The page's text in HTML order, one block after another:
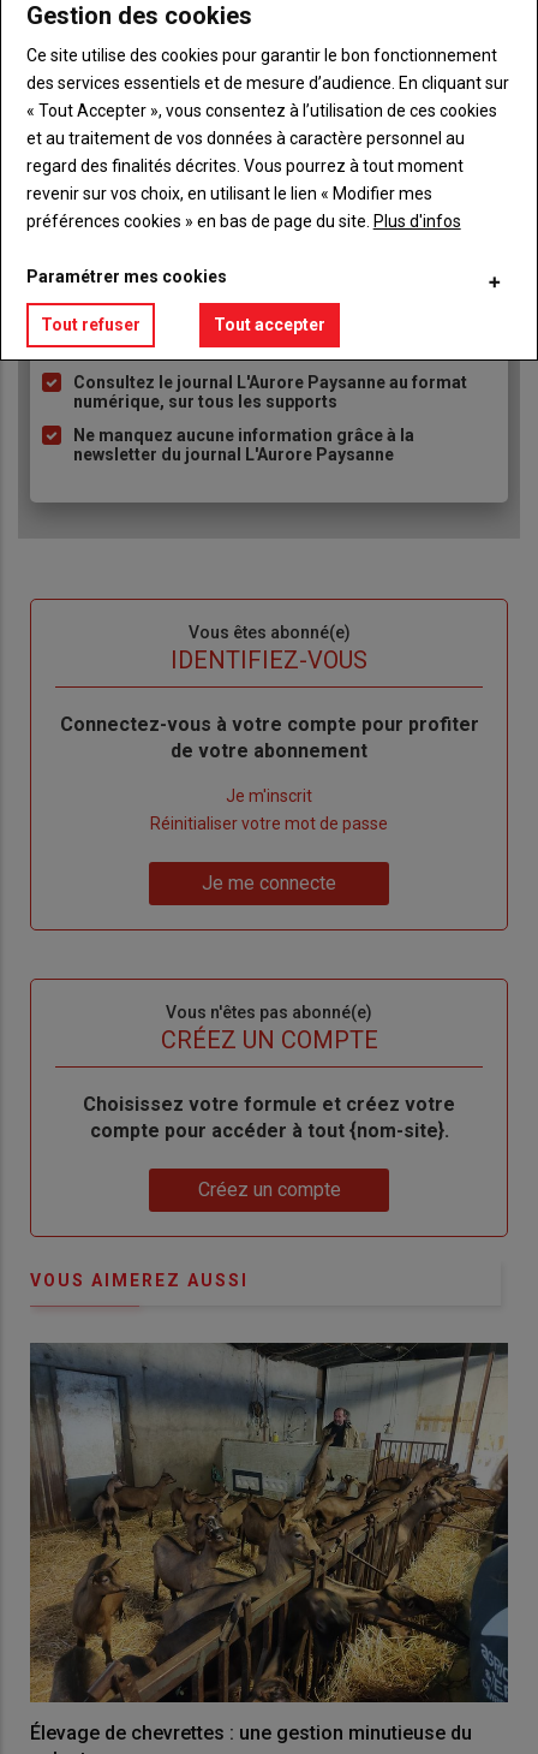
TITRE JE M'ABONNE
Body A partir de 93€
Lien JE M'ABONNE
Liste
à
puce
Accédez à tous les articles du site L'Aurore
Paysanne
Consultez le journal L'Aurore Paysanne au format
numérique, sur tous les supports
Ne manquez aucune information grâce à la
newsletter du journal L'Aurore Paysanne
Vous êtes abonné(e)
IDENTIFIEZ-VOUS
Body
Connectez-vous à votre compte pour profiter
de votre abonnement
Je m'inscrit
de
Réinitialiser votre mot de passe
me
Je me connecte
Vous n'êtes pas abonné(e)
CRÉEZ UN COMPTE
BodyChoisissez votre formule et créez votre
compte pour accéder à tout {nom-site}.
Créez un compte
VOUS AIMEREZ AUSSI
Élevage de chevrettes : une gestion minutieuse du
Gestion des cookies
Ce site utilise des cookies pour garantir le bon fonctionnement
des services essentiels et de mesure d’audience. En cliquant sur
« Tout Accepter », vous consentez à l’utilisation de ces cookies
et au traitement de vos données à caractère personnel au
regard des finalités décrites. Vous pourrez à tout moment
revenir sur vos choix, en utilisant le lien « Modifier mes
préférences cookies » en bas de page du site. Plus d'infos
Paramétrer mes cookies
Tout refuser Tout accepter